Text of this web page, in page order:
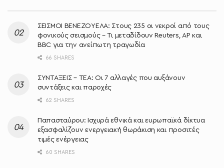
ΣΕΙΣΜΟΙ ΒΕΝΕΖΟΥΕΛΑ: Στους 235 οι νεκροί από τους
φονικούς σεισμούς – Τι μεταδίδουν Reuters, AP και
BBC για την ανείπωτη τραγωδία
66 SHARES
ΣΥΝΤΑΞΕΙΣ – ΤΕΑ: Οι 7 αλλαγές που αυξάνουν
συντάξεις και παροχές
62 SHARES
Παπασταύρου: Ισχυρά εθνικά και ευρωπαϊκά δίκτυα
εξασφαλίζουν ενεργειακή θωράκιση και προσιτές
τιμές ενέργειας
60 SHARES